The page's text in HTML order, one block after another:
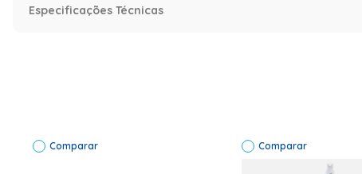
Especificações Técnicas
BRUTO:1,2kg (lata +
Comparar Comparar